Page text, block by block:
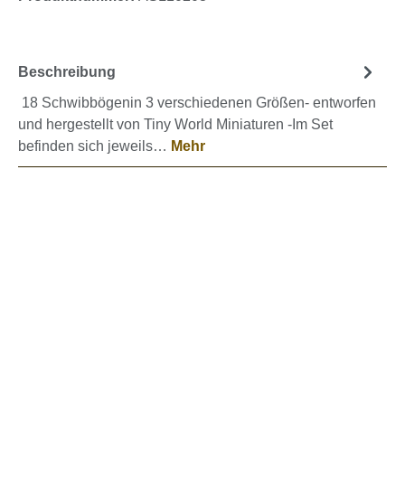
Beschreibung
18 Schwibbögenin 3 verschiedenen Größen- entworfen
und hergestellt von Tiny World Miniaturen -Im Set
befinden sich jeweils… Mehr